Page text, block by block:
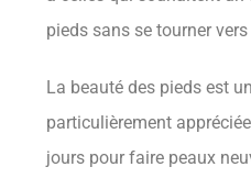
pieds sans se tourner
La beauté des pieds est
particulièrement
jours pour faire peaux